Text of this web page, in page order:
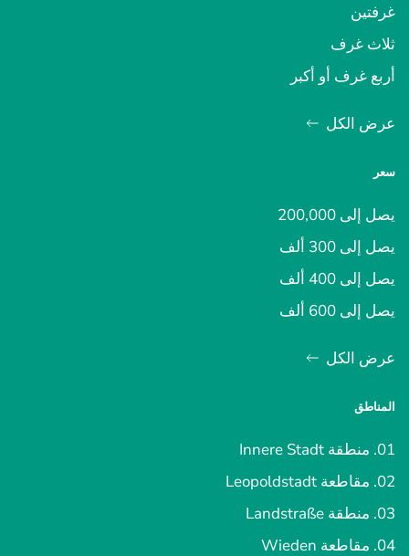
غرفتين
ثلاث غرف
أربع غرف أو أكبر
عرض الكل
سعر
يصل إلى 200,000
يصل إلى 300 ألف
يصل إلى 400 ألف
يصل إلى 600 ألف
عرض الكل
المناطق
01. منطقة Innere Stadt
02. مقاطعة Leopoldstadt
03. منطقة Landstraße
04. مقاطعة Wieden